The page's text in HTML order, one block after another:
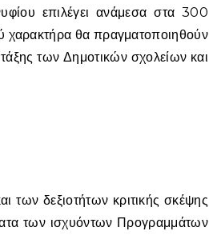
επιλέγει ανάμεσα στα 300
χαρακτήρα θα πραγματοποιηθούν
των Δημοτικών σχολείων και
των δεξιοτήτων κριτικής σκέψης
των ισχυόντων Προγραμμάτων